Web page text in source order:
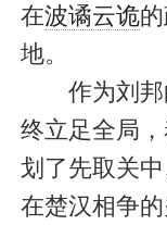
在波谲云诡
地。
作为刘邦
终立足全局
划了先取关
在楚汉相争